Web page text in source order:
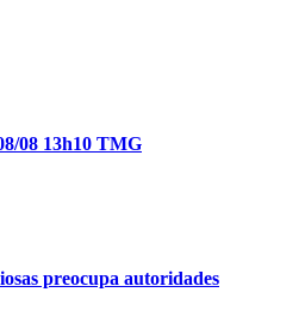
08 13h10 TMG
preocupa autoridades